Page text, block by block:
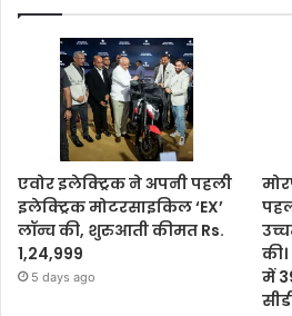
एवोर इलेक्ट्रिक ने अपनी पहली
इलेक्ट्रिक मोटरसाइकिल ‘EX’
लॉन्च की, शुरुआती कीमत Rs.
1,24,999
5 days ago
में